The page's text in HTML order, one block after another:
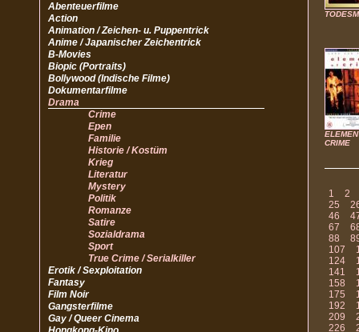
Abenteuerfilme
Action
Animation / Zeichen- u. Puppentrick
Anime / Japanischer Zeichentrick
B-Movies
Biopic (Portraits)
Bollywood (Indische Filme)
Dokumentarfilme
Drama
Crime
Epen
Familie
Historie / Kostüm
Krieg
Literatur
Mystery
Politik
Romanze
Satire
Sozialdrama
Sport
True Crime / Serialkiller
Erotik / Sexploitation
Fantasy
Film Noir
Gangsterfilme
Gay / Queer Cinema
CRIME
1
2
25
46
67
88
107
124
141
158
175
192
209
226